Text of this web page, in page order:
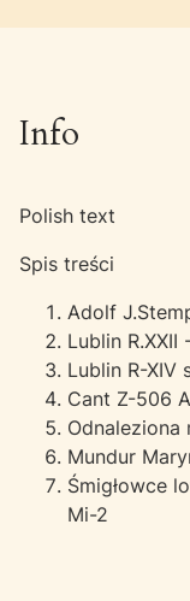
Info
Polish text
Spis treści
Adolf
Lublin
Lublin R-XIV
Cant Z-506
Odnaleziona
Mundur
Śmigłowce
Mi-2